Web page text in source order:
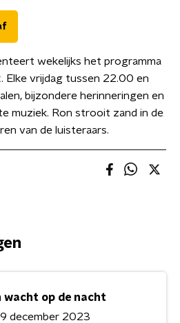
wekelijks het programma
. Elke vrijdag tussen 22.00 en
bijzondere herinneringen en
muziek. Ron strooit zand in de
van de luisteraars.
wacht op de nacht
december 2023